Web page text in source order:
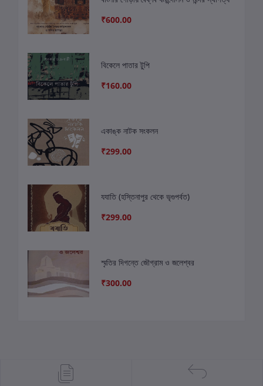
₹600.00
বিকেলে পাতার টুপি
₹160.00
একাঙ্ক নাটক সংকলন
₹299.00
যযাতি (হস্তিনাপুর থেকে ভৃগুপর্বত)
₹299.00
স্মৃতির দিগন্তে জৌগ্রাম ও জলেশ্বর
₹300.00